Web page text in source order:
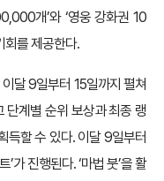
개’와 ‘영웅 강화권 10
회를 제공한다.
달 9일부터 15일까지 펼쳐
단계별 순위 보상과 최종 랭
득할 수 있다. 이달 9일부터
가 진행된다. ‘마법 붓’을 활